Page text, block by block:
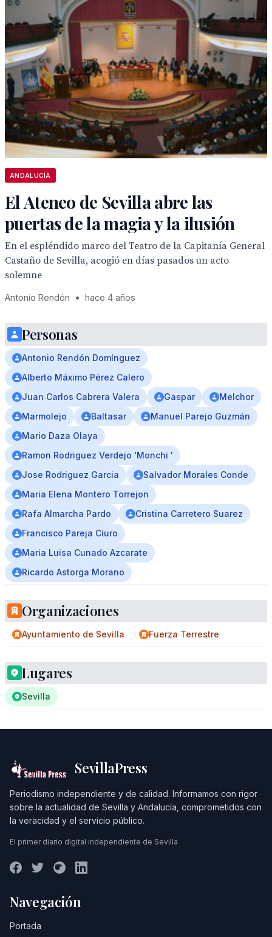
ANDALUCÍA
El Ateneo de Sevilla abre las
puertas de la magia y la ilusión
En el espléndido marco del Teatro de la Capitanía General
Castaño de Sevilla, acogió en días pasados un acto
solemne
Antonio Rendón • hace 4 años
Personas
Antonio Rendón Domínguez
Alberto Máximo Pérez Calero
Juan Carlos Cabrera Valera
Gaspar
Melchor
Marmolejo
Baltasar
Manuel Parejo Guzmán
Mario Daza Olaya
Ramon Rodriguez Verdejo ‘Monchi '
Jose Rodriguez Garcia
Salvador Morales Conde
Maria Elena Montero Torrejon
Rafa Almarcha Pardo
Cristina Carretero Suarez
Francisco Pareja Ciuro
Maria Luisa Cunado Azcarate
Ricardo Astorga Morano
Organizaciones
Ayuntamiento de Sevilla Fuerza Terrestre
Lugares
Sevilla
SevillaPress
Periodismo independiente y de calidad. Informamos con rigor
sobre la actualidad de Sevilla y Andalucía, comprometidos con
la veracidad y el servicio público.
El primer diario digital independiente de Sevilla
Navegación
Portada